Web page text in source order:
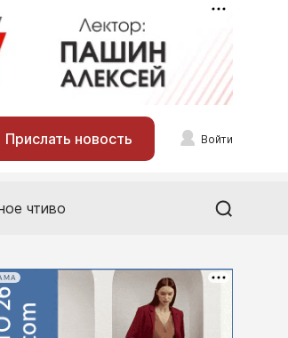
Прислать новость Войти
чтиво